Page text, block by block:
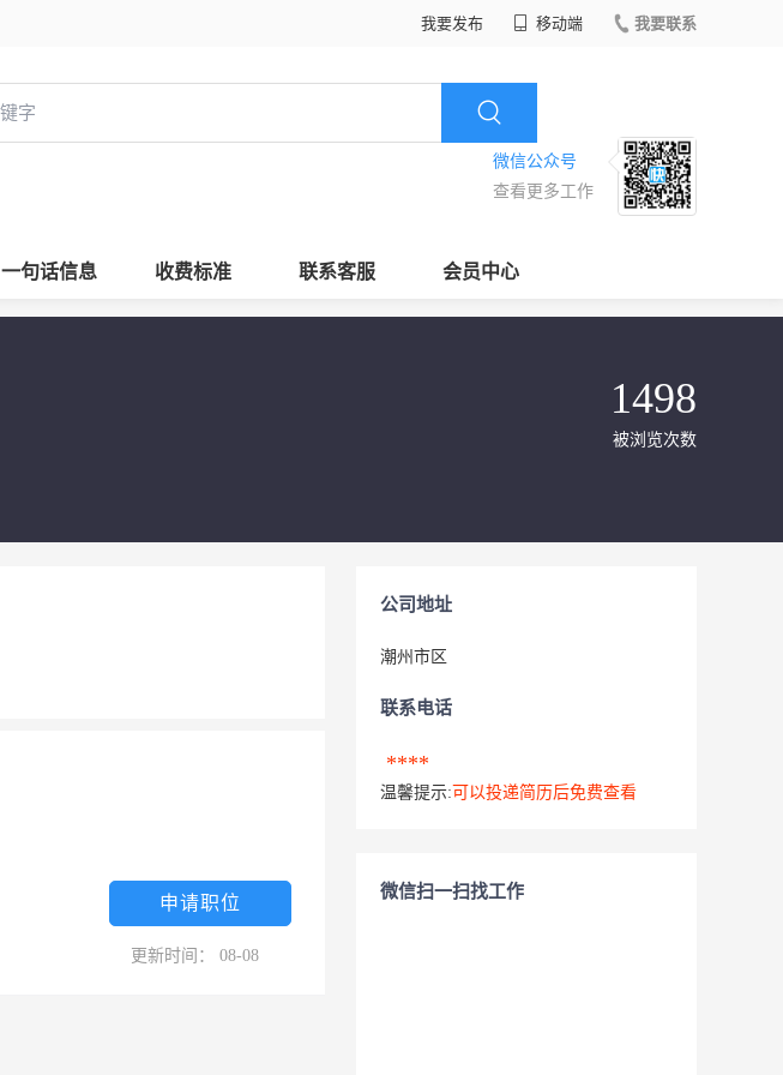
我要发布 移动端 我要联系
微信公众号
查看更多工作
一句话信息 收费标准 联系客服 会员中心
1498
被浏览次数
申请职位
更新时间： 08-08
公司地址
潮州市区
联系电话
****
温馨提示: 可以投递简历后免费查看
微信扫一扫找工作